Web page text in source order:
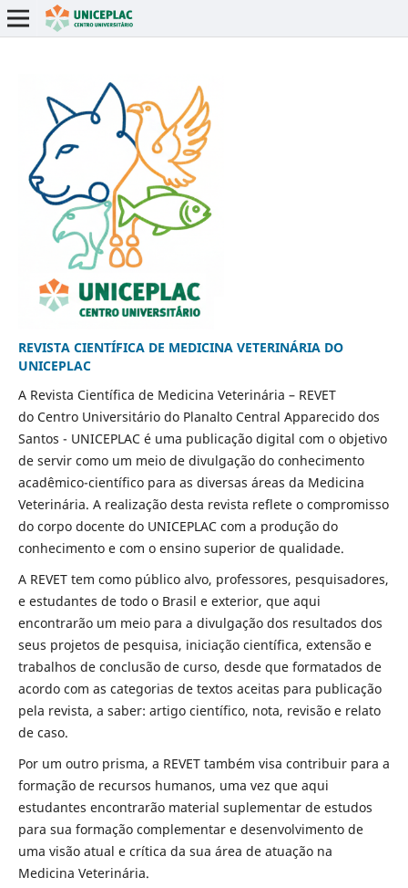
REVISTA CIENTÍFICA DE MEDICINA VETERINÁRIA DO
UNICEPLAC
A Revista Científica de Medicina Veterinária – REVET
do Centro Universitário do Planalto Central Apparecido dos
Santos - UNICEPLAC é uma publicação digital com o objetivo
de servir como um meio de divulgação do conhecimento
acadêmico-científico para as diversas áreas da Medicina
Veterinária. A realização desta revista reflete o compromisso
do corpo docente do UNICEPLAC com a produção do
conhecimento e com o ensino superior de qualidade.
A REVET tem como público alvo, professores, pesquisadores,
e estudantes de todo o Brasil e exterior, que aqui
encontrarão um meio para a divulgação dos resultados dos
seus projetos de pesquisa, iniciação científica, extensão e
trabalhos de conclusão de curso, desde que formatados de
acordo com as categorias de textos aceitas para publicação
pela revista, a saber: artigo científico, nota, revisão e relato
de caso.
Por um outro prisma, a REVET também visa contribuir para a
formação de recursos humanos, uma vez que aqui
estudantes encontrarão material suplementar de estudos
para sua formação complementar e desenvolvimento de
uma visão atual e crítica da sua área de atuação na
Medicina Veterinária.